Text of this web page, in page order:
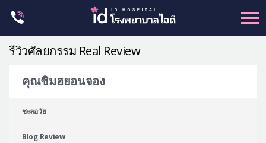
ศัลยกรรม โครงหน้า
รีวิวศัลยกรรม Real Review
คุณชิมฮยอนจอง
ชะลอวัย
Blog Review